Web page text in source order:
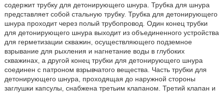
содержит трубку для детонирующего шнура. Трубка для шнура
представляет собой стальную трубку. Трубка для детонирующего
шнура проходит через полый трубопровод. Один конец трубки
для детонирующего шнура выходит из объединенного устройства
для герметизации скважин, осуществляющего подземное
взрывание для рыхления и нагнетание воды в глубоких
скважинах, а другой конец трубки для детонирующего шнура
соединен с патроном взрывчатого вещества. Часть трубки для
детонирующего шнура, проходящая до наружной стороны
заглушки капсулы, снабжена третьим клапаном. Третий клапан и